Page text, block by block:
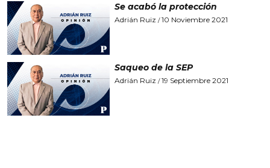
Se acabó la protección
Adrián Ruiz /10 Noviembre 2021
Saqueo de la SEP
Adrián Ruiz /19 Septiembre 2021